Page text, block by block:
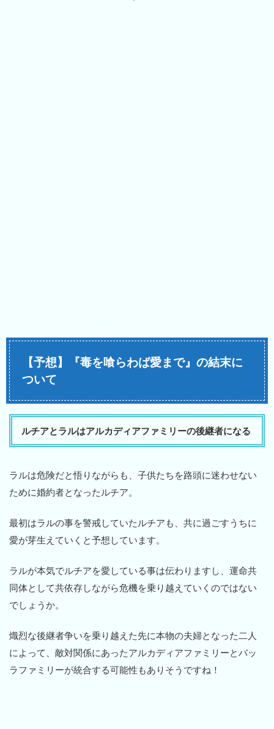
【予想】『毒を喰らわば愛まで』の結末に
ついて
ルチアとラルはアルカディアファミリーの後継者になる
ラルは危険だと悟りながらも、子供たちを路頭に迷わせない
ために婚約者となったルチア。
最初はラルの事を警戒していたルチアも、共に過ごすうちに
愛が芽生えていくと予想しています。
ラルが本気でルチアを愛している事は伝わりますし、運命共
同体として共依存しながら危機を乗り越えていくのではない
でしょうか。
熾烈な後継者争いを乗り越えた先に本物の夫婦となった二人
によって、敵対関係にあったアルカディアファミリーとバッ
ラファミリーが統合する可能性もありそうですね！